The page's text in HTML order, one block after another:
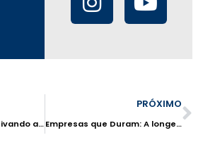
GAME CHANGERS: Cultivando a Inovação nos Negócios
PRÓXIMO
Empresas que Duram: A longevidade e perenidade nos negócios